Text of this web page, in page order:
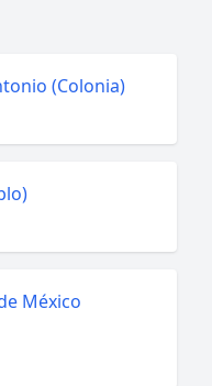
(Colonia)
México